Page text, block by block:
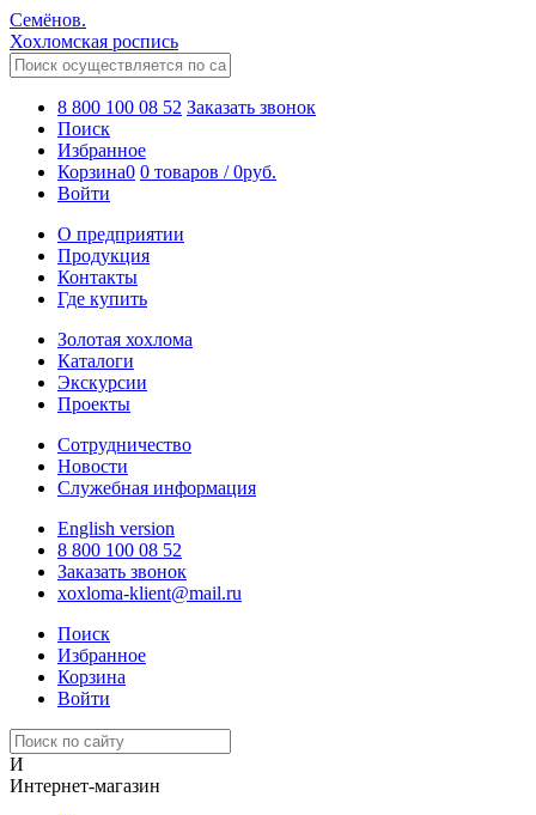
Семёнов.
Хохломская роспись
8 800 100 08 52 Заказать звонок
Поиск
Избранное
Корзина0 0 товаров /0руб.
Войти
О предприятии
Продукция
Контакты
Где купить
Золотая хохлома
Каталоги
Экскурсии
Проекты
Сотрудничество
Новости
Служебная информация
English version
8 800 100 08 52
Заказать звонок
xoxloma-klient@mail.ru
Поиск
Избранное
Корзина
Войти
И
Интернет-магазин